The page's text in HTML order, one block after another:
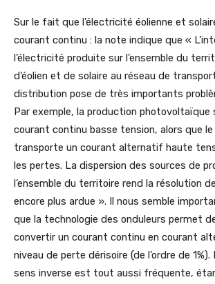
Sur le fait que l’électricité éolienne et
courant continu : la note indique que «
l’électricité produite sur l’ensemble du
d’éolien et de solaire au réseau de
distribution pose de très importants
Par exemple, la production photovoltaïque
courant continu basse tension, alors que le
transporte un courant alternatif haute
les pertes. La dispersion des sources de
l’ensemble du territoire rend la résolution
encore plus ardue ». Il nous semble
que la technologie des onduleurs permet
convertir un courant continu en courant
niveau de perte dérisoire (de l’ordre de
sens inverse est tout aussi fréquente,